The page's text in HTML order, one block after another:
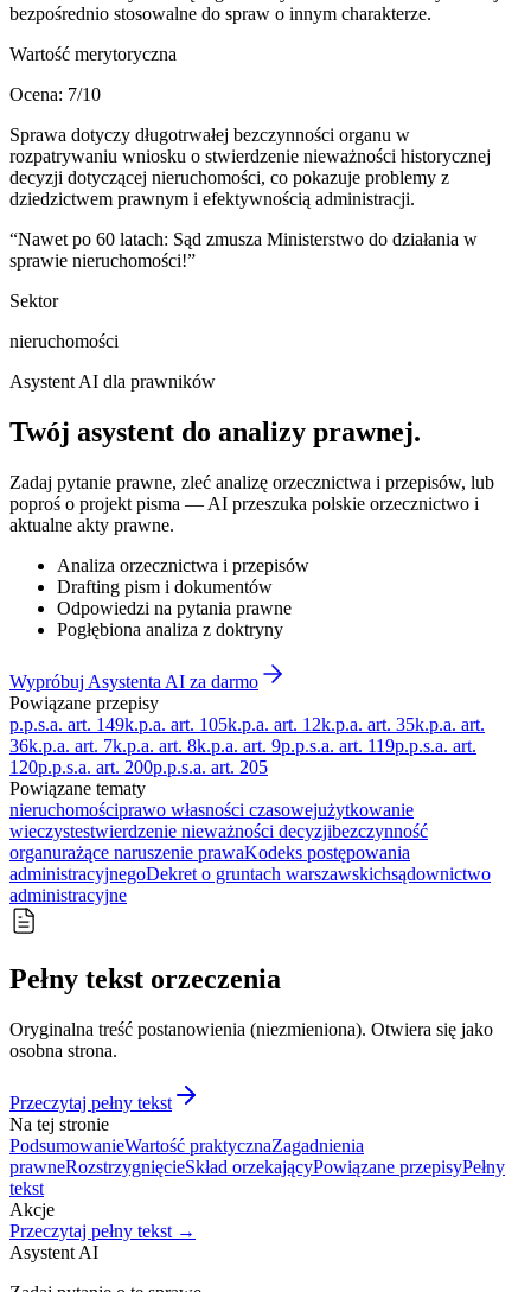
bezpośrednio stosowalne do spraw o innym charakterze.
Wartość merytoryczna
Ocena: 7/10
Sprawa dotyczy długotrwałej bezczynności organu w
rozpatrywaniu wniosku o stwierdzenie nieważności historycznej
decyzji dotyczącej nieruchomości, co pokazuje problemy z
dziedzictwem prawnym i efektywnością administracji.
“Nawet po 60 latach: Sąd zmusza Ministerstwo do działania w
sprawie nieruchomości!”
Sektor
nieruchomości
Asystent AI dla prawników
Twój asystent do analizy prawnej.
Zadaj pytanie prawne, zleć analizę orzecznictwa i przepisów, lub
poproś o projekt pisma — AI przeszuka polskie orzecznictwo i
aktualne akty prawne.
Analiza orzecznictwa i przepisów
Drafting pism i dokumentów
Odpowiedzi na pytania prawne
Pogłębiona analiza z doktryny
Wypróbuj Asystenta AI za darmo
Powiązane przepisy
p.p.s.a. art. 149k.p.a. art. 105k.p.a. art. 12k.p.a. art. 35k.p.a. art.
36k.p.a. art. 7k.p.a. art. 8k.p.a. art. 9p.p.s.a. art. 119p.p.s.a. art.
120p.p.s.a. art. 200p.p.s.a. art. 205
Powiązane tematy
nieruchomościprawo własności czasowejużytkowanie
wieczystestwierdzenie nieważności decyzjibezczynność
organurażące naruszenie prawaKodeks postępowania
administracyjnegoDekret o gruntach warszawskichsądownictwo
administracyjne
Pełny tekst orzeczenia
Oryginalna treść postanowienia (niezmieniona). Otwiera się jako
osobna strona.
Przeczytaj pełny tekst
Na tej stronie
PodsumowanieWartość praktycznaZagadnienia
prawneRozstrzygnięcieSkład orzekającyPowiązane przepisyPełny
tekst
Akcje
Przeczytaj pełny tekst →
Asystent AI